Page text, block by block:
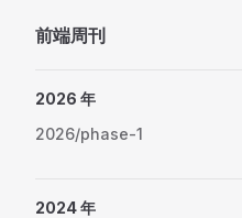
Skip to content
前端周刊
2026 年
2026/phase-1
2024 年